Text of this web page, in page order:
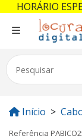
Início
Referência
HORÁRIO